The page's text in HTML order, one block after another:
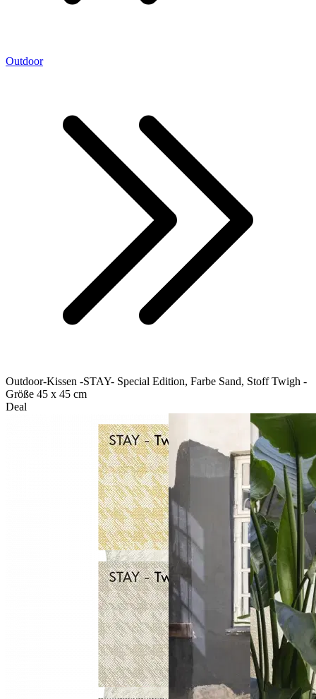
Outdoor
Outdoor-Kissen -STAY- Special Edition, Farbe Sand, Stoff Twigh -
Größe 45 x 45 cm
Deal